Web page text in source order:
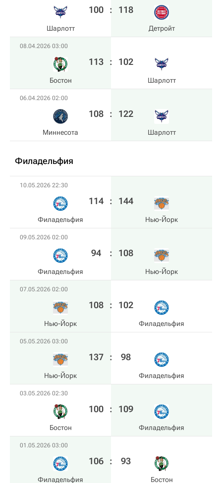
Шарлотт
100 : 118
Детройт
08.04.2026 03:00
Бостон
113 : 102
Шарлотт
06.04.2026 02:00
Миннесота
108 : 122
Шарлотт
Филадельфия
10.05.2026 22:30
Филадельфия
114 : 144
Нью-Йорк
09.05.2026 02:00
Филадельфия
94 : 108
Нью-Йорк
07.05.2026 02:00
Нью-Йорк
108 : 102
Филадельфия
05.05.2026 03:00
Нью-Йорк
137 : 98
Филадельфия
03.05.2026 02:30
Бостон
100 : 109
Филадельфия
01.05.2026 03:00
Филадельфия
106 : 93
Бостон